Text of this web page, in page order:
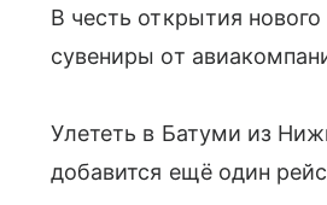
В честь открытия
сувениры от
Улететь в Батуми из
добавится ещё один